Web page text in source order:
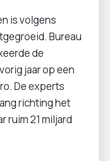
is volgens
Bureau
de
jaar op een
De experts
richting het
ruim 21 miljard